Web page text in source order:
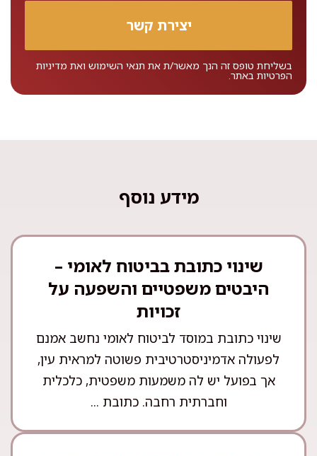
בשליחת טופס זה הנך מאשר/ת את תנאי השימוש ואת מדיניות
הפרטיות באתר.
מידע נוסף
שינוי כתובת בביטוח לאומי –
היבטים משפטיים והשפעה על
זכויות
שינוי כתובת במוסד לביטוח לאומי נחשב אמנם
לפעולה אדמיניסטרטיבית פשוטה למראית עין,
אך בפועל יש לה משמעות משפטית, כלכלית
וחברתית רחבה. כתובת ...